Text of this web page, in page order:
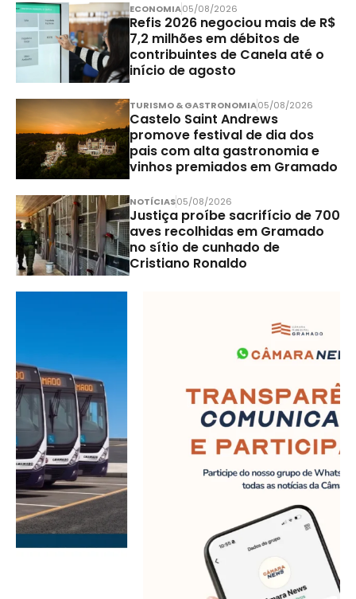
ECONOMIA05/08/2026
Refis 2026 negociou mais de R$
7,2 milhões em débitos de
contribuintes de Canela até o
início de agosto
TURISMO & GASTRONOMIA05/08/2026
Castelo Saint Andrews
promove festival de dia dos
pais com alta gastronomia e
vinhos premiados em Gramado
NOTÍCIAS05/08/2026
Justiça proíbe sacrifício de 700
aves recolhidas em Gramado
no sítio de cunhado de
Cristiano Ronaldo